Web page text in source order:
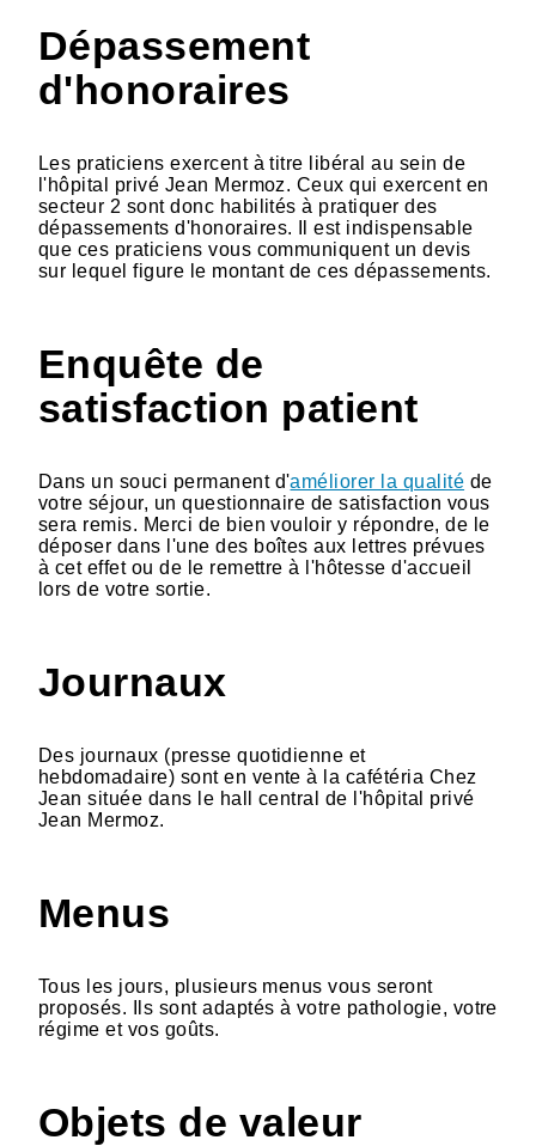
Dépassement
d'honoraires
Les praticiens exercent à titre libéral au sein de
l'hôpital privé Jean Mermoz. Ceux qui exercent en
secteur 2 sont donc habilités à pratiquer des
dépassements d'honoraires. Il est indispensable
que ces praticiens vous communiquent un devis
sur lequel figure le montant de ces dépassements.
Enquête de
satisfaction patient
Dans un souci permanent d'améliorer la qualité de
votre séjour, un questionnaire de satisfaction vous
sera remis. Merci de bien vouloir y répondre, de le
déposer dans l'une des boîtes aux lettres prévues
à cet effet ou de le remettre à l'hôtesse d'accueil
lors de votre sortie.
Journaux
Des journaux (presse quotidienne et
hebdomadaire) sont en vente à la cafétéria Chez
Jean située dans le hall central de l'hôpital privé
Jean Mermoz.
Menus
Tous les jours, plusieurs menus vous seront
proposés. Ils sont adaptés à votre pathologie, votre
régime et vos goûts.
Objets de valeur